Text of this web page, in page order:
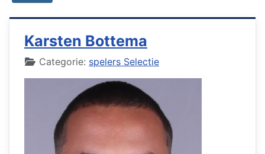
Karsten Bottema
DetailsCategorie: spelers Selectie